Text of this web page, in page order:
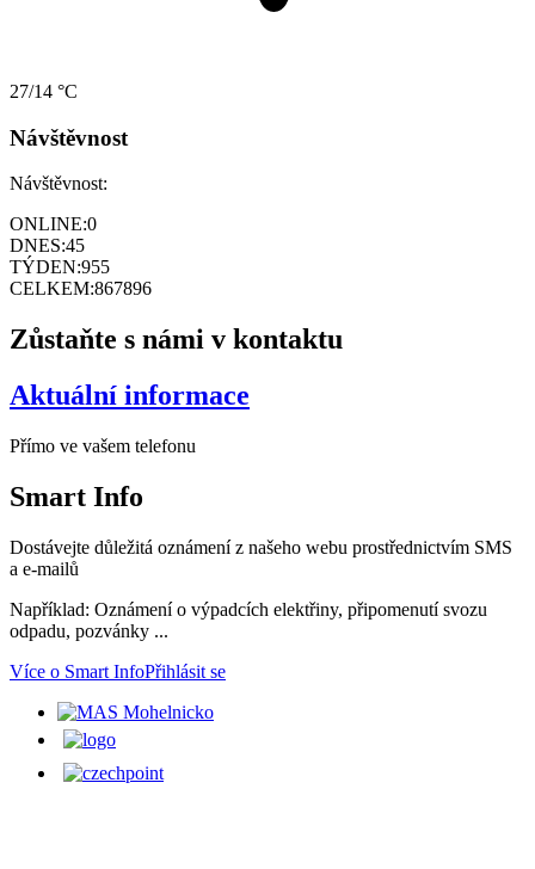
27/14 °C
Návštěvnost
Návštěvnost:
ONLINE:0
DNES:45
TÝDEN:955
CELKEM:867896
Zůstaňte s námi v kontaktu
Aktuální informace
Přímo ve vašem telefonu
Smart Info
Dostávejte důležitá oznámení z našeho webu prostřednictvím SMS
a e-mailů
Například: Oznámení o výpadcích elektřiny, připomenutí svozu
odpadu, pozvánky ...
Více o Smart InfoPřihlásit se